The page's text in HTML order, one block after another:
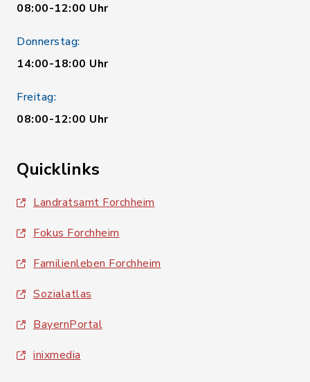
08:00-12:00 Uhr
Donnerstag:
14:00-18:00 Uhr
Freitag:
08:00-12:00 Uhr
Quicklinks
Landratsamt Forchheim
Fokus Forchheim
Familienleben Forchheim
Sozialatlas
BayernPortal
inixmedia